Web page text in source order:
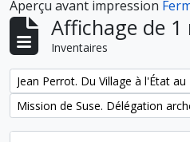
Aperçu avant impression
Affichage de
Inventaires
Remove filter:
Jean Perrot. Du Village à l'État
Remove filter: